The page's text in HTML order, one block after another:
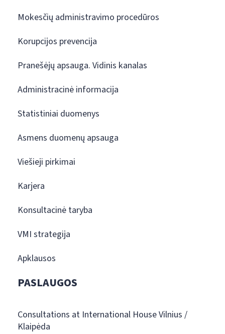
Mokesčių administravimo procedūros
Korupcijos prevencija
Pranešėjų apsauga. Vidinis kanalas
Administracinė informacija
Statistiniai duomenys
Asmens duomenų apsauga
Viešieji pirkimai
Karjera
Konsultacinė taryba
VMI strategija
Apklausos
PASLAUGOS
Consultations at International House Vilnius /
Klaipėda